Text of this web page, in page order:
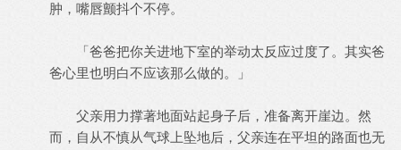
肿，嘴唇颤抖个不停。
「爸爸把你关进地下室的举动太反应过度了。其实爸
爸心里也明白不应该那么做的。」
父亲用力撑著地面站起身子后，准备离开崖边。然
而，自从不慎从气球上坠地后，父亲连在平坦的路面也无